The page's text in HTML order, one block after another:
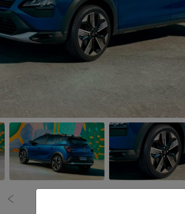
Anterior